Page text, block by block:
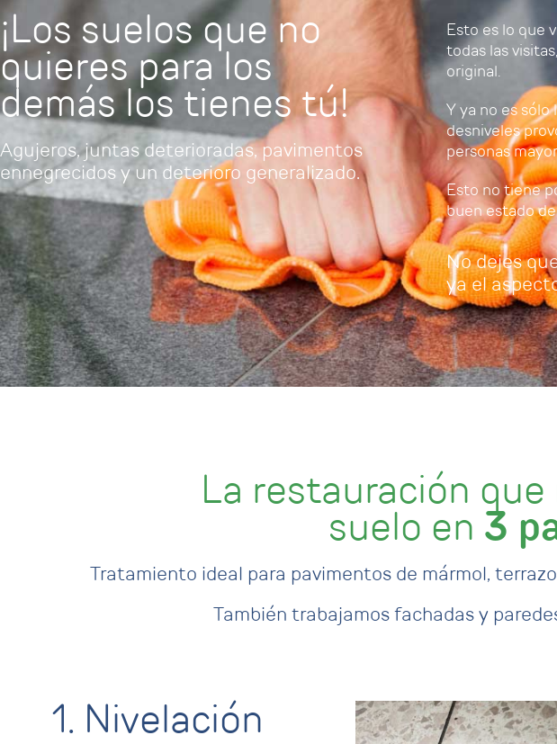
¡Los suelos que no
quieres para los
demás los tienes tú!
Agujeros, juntas deterioradas, pavimentos
ennegrecidos y un deterioro generalizado.
Esto es lo que
todas las
original.
Y ya no es
desniveles
personas
Esto no tiene
buen estado
No dejes
ya el
La restauración
suelo en 3
Tratamiento ideal para pavimentos de mármol,
También trabajamos fachadas y
1. Nivelación